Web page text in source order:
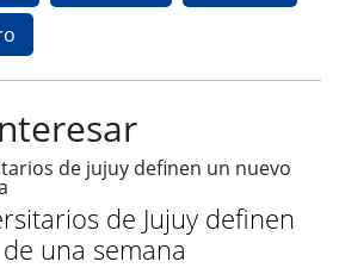
de Jujuy definen
una semana